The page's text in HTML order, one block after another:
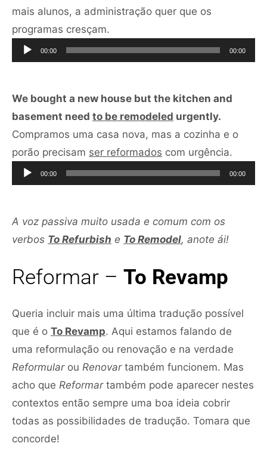
mais alunos, a administração quer que os
programas cresçam.
de
áudio
00:00 00:00
We bought a new house but the kitchen and
basement need to be remodeled urgently.
Compramos uma casa nova, mas a cozinha e o
porão precisam ser reformados com urgência.
de
áudio
00:00 00:00
A voz passiva muito usada e comum com os
verbos To Refurbish e To Remodel, anote ái!
Reformar – To Revamp
Queria incluir mais uma última tradução possível
que é o To Revamp. Aqui estamos falando de
uma reformulação ou renovação e na verdade
Reformularou Renovartambém funcionem. Mas
acho que Reformartambém pode aparecer nestes
contextos então sempre uma boa ideia cobrir
todas as possibilidades de tradução. Tomara que
concorde!